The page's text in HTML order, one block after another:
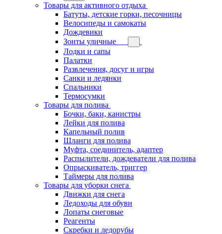
Товары для активного отдыха
Батуты, детские горки, песочницы
Велосипеды и самокаты
Дождевики
Зонты уличные
Лодки и сапы
Палатки
Развлечения, досуг и игры
Санки и ледянки
Спальники
Термосумки
Товары для полива
Бочки, баки, канистры
Лейки для полива
Капельный полив
Шланги для полива
Муфта, соединитель, адаптер
Распылители, дождеватели для полива
Опрыскиватель, триггер
Таймеры для полива
Товары для уборки снега
Движки для снега
Ледоходы для обуви
Лопаты снеговые
Реагенты
Скребки и ледорубы